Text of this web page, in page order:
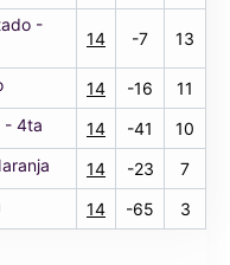
-
14 -7 13
14 -16
11
- 4ta 14 -41
10
14 -23
7
14 -65 3